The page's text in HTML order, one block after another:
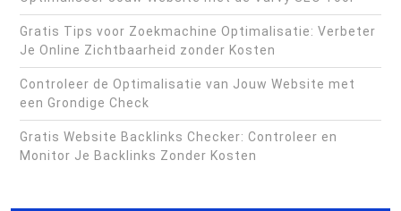
Gratis Tips voor Zoekmachine Optimalisatie: Verbeter
Je Online Zichtbaarheid zonder Kosten
Controleer de Optimalisatie van Jouw Website met
een Grondige Check
Gratis Website Backlinks Checker: Controleer en
Monitor Je Backlinks Zonder Kosten